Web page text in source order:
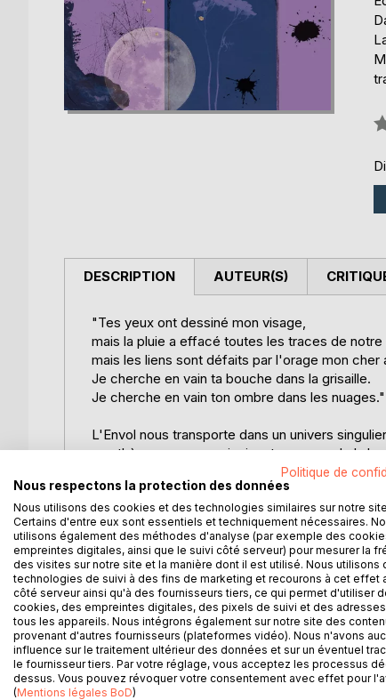
DESCRIPTION
"Tes yeux ont dessiné mon visage,
mais la pluie a effacé toutes les traces de notre
mais les liens sont défaits par l'orage mon cher
Je cherche en vain ta bouche dans la grisaille.
Je cherche en vain ton ombre dans les nuages."
L'Envol nous transporte dans un univers
ses thèmes nous apprivoisent au cours de la
Elle réussit à créer le temps de la lecture un
yeux, crie, pleure, écrit, aime, trébuche et
L'Envol est aussi un récit initiatique pour tout.e
Finalement Capucine Magy nous dévoile un
"Un faux-semblant d'appartement,
des meubles qui sentent le souvenir
des murs qui ne font que lui mentir.
Et ces pièces empoisonnent tout.
Et ces pièces l'emprisonnent elle."
AUTEUR(S)
Politique de
Nous respectons la protection des données
Nous utilisons des cookies et des technologies similaires sur notre
Certains d'entre eux sont essentiels et techniquement nécessaires.
utilisons également des méthodes d'analyse (par exemple des
empreintes digitales, ainsi que le suivi côté serveur) pour mesurer la
des visites sur notre site et la manière dont il est utilisé. Nous utilisons
technologies de suivi à des fins de marketing et recourons à cet effet
côté serveur ainsi qu'à des fournisseurs tiers, ce qui permet d'utiliser
cookies, des empreintes digitales, des pixels de suivi et des adresses
tous les appareils. Nous intégrons également sur notre site des
provenant d'autres fournisseurs (plateformes vidéo). Nous n'avons
influence sur le traitement ultérieur des données et sur un éventuel
le fournisseur tiers. Par votre réglage, vous acceptez les processus
dessus. Vous pouvez révoquer votre consentement avec effet pour
(Mentions légales BoD)